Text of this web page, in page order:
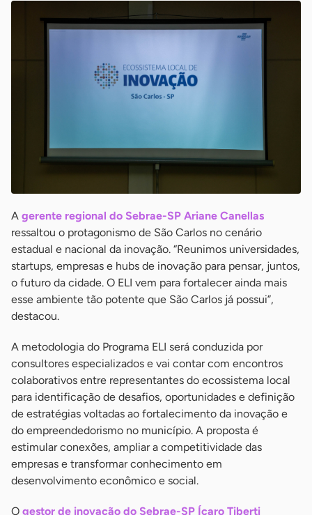
A gerente regional do Sebrae-SP Ariane Canellas
ressaltou o protagonismo de São Carlos no cenário
estadual e nacional da inovação. “Reunimos universidades,
startups, empresas e hubs de inovação para pensar, juntos,
o futuro da cidade. O ELI vem para fortalecer ainda mais
esse ambiente tão potente que São Carlos já possui”,
destacou.
A metodologia do Programa ELI será conduzida por
consultores especializados e vai contar com encontros
colaborativos entre representantes do ecossistema local
para identificação de desafios, oportunidades e definição
de estratégias voltadas ao fortalecimento da inovação e
do empreendedorismo no município. A proposta é
estimular conexões, ampliar a competitividade das
empresas e transformar conhecimento em
desenvolvimento econômico e social.
O gestor de inovação do Sebrae-SP Ícaro Tiberti